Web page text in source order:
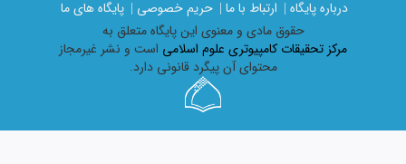
درباره پایگاه |
ارتباط با ما | حریم خصوصی |
پایگاه های ما
حقوق مادی و معنوی اين پايگاه متعلق به
مرکز تحقیقات کامپیوتری علوم اسلامی است و نشر غیرمجاز
محتوای آن پیگرد قانونی دارد.